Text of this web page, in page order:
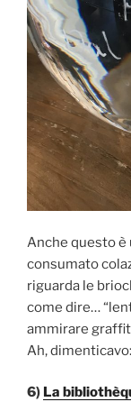
Anche questo è
consumato
riguarda le
come dire…
ammirare
Ah,
6) La